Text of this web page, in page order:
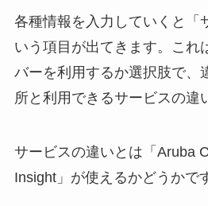
各種情報を入力していくと「
いう項目が出てきます。これ
バーを利用するか選択肢で、
所と利用できるサービスの違
サービスの違いとは「Aruba
Insight」が使えるかどうかで